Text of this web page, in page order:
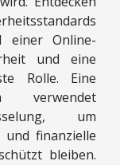
einer Online-
und eine
Rolle. Eine
verwendet
um
und finanzielle
bleiben.